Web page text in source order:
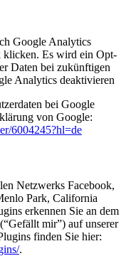
Google Analytics
klicken. Es wird ein Opt-
Daten bei zukünftigen
Analytics deaktivieren
bei Google
von Google:
6004245?hl=de
Netzwerks Facebook,
Park, California
erkennen Sie an dem
mir”) auf unserer
finden Sie hier:
.